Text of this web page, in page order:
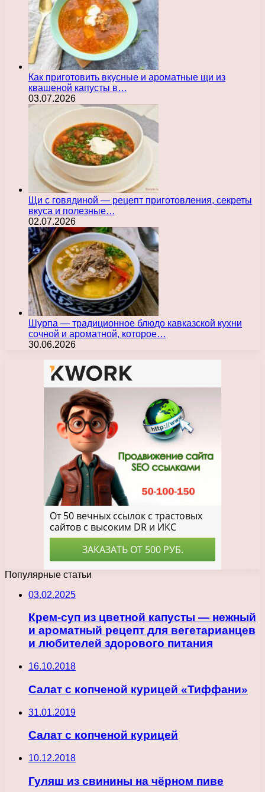
Как приготовить вкусные и ароматные щи из
квашеной капусты в…
03.07.2026
Щи с говядиной — рецепт приготовления, секреты
вкуса и полезные…
02.07.2026
Шурпа — традиционное блюдо кавказской кухни
сочной и ароматной, которое…
30.06.2026
Популярные статьи
03.02.2025
Крем-суп из цветной капусты — нежный
и ароматный рецепт для вегетарианцев
и любителей здорового питания
16.10.2018
Салат с копченой курицей «Тиффани»
31.01.2019
Салат с копченой курицей
10.12.2018
Гуляш из свинины на чёрном пиве